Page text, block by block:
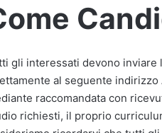
gli interessati devono inviare
al seguente indirizzo
raccomandata con
richiesti, il proprio